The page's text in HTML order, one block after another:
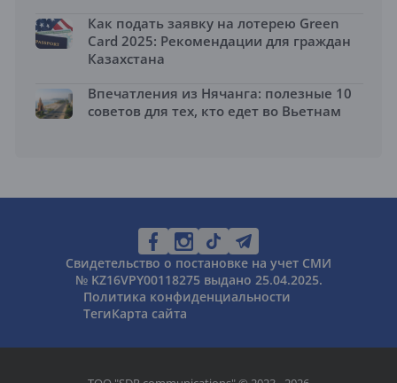
Как подать заявку на лотерею Green
Card 2025: Рекомендации для граждан
Казахстана
Впечатления из Нячанга: полезные 10
советов для тех, кто едет во Вьетнам
Свидетельство о постановке на учет СМИ
№ KZ16VPY00118275 выдано 25.04.2025.
Политика конфиденциальности
ТегиКарта сайта